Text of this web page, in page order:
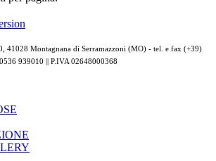
41028 Montagnana di Serramazzoni (MO) - tel. e fax (+39)
0536 939010 || P.IVA 02648000368